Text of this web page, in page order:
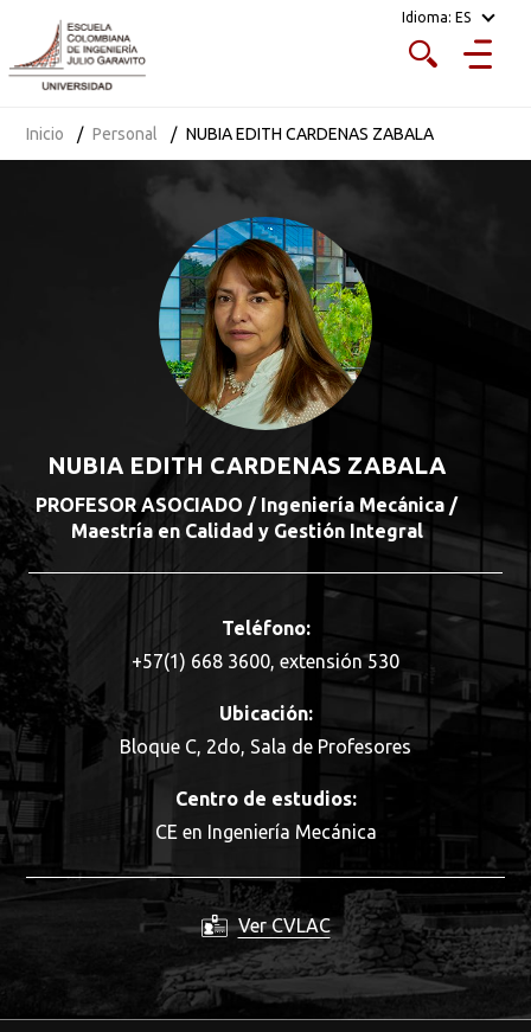
Idioma: ES
Inicio Personal NUBIA EDITH CARDENAS ZABALA
NUBIA EDITH CARDENAS ZABALA
PROFESOR ASOCIADO / Ingeniería Mecánica /
Maestría en Calidad y Gestión Integral
Teléfono:
+57(1) 668 3600, extensión 530
Ubicación:
Bloque C, 2do, Sala de Profesores
Centro de estudios:
CE en Ingeniería Mecánica
Ver CVLAC